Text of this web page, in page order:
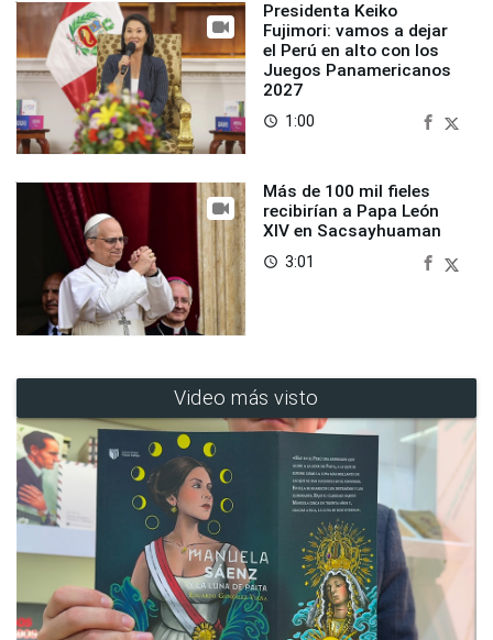
Presidenta Keiko
Fujimori: vamos a dejar
el Perú en alto con los
Juegos Panamericanos
2027
access_time 1:00
Más de 100 mil fieles
recibirían a Papa León
XIV en Sacsayhuaman
access_time 3:01
Video más visto